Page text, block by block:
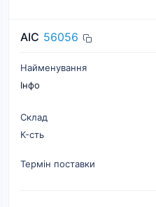
AIC 56056
Найменування
Інфо
Склад
К-cть
Термін поставки